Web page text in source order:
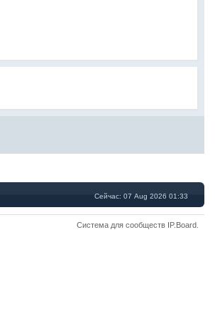
Сейчас: 07 Aug 2026 01:33
Система для сообществ IP.Board